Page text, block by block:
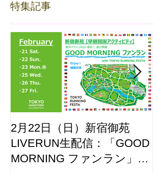
特集記事
2月22日（日）新宿御苑
LIVERUN生配信：「GOOD
MORNING ファンラン」